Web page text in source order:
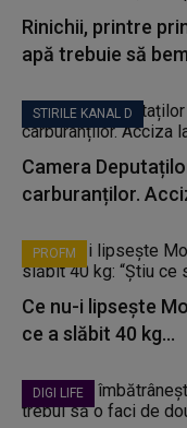
Rinichii, printre
apă trebuie să
STIRILE KANAL D
Camera
carburanților.
PROFM
Ce nu-i lipsește
ce a slăbit 40 kg...
DIGI LIFE